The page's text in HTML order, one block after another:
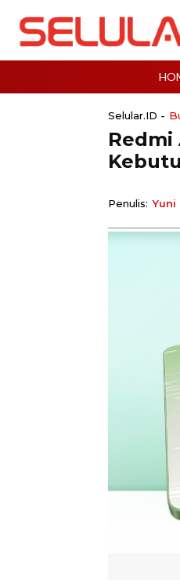
Selular.ID -
Redmi
Penulis: Yuni